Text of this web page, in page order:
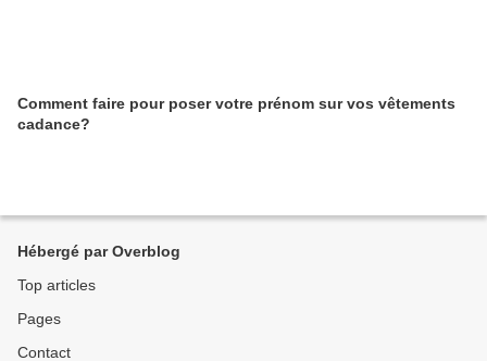
Comment faire pour poser votre prénom sur vos vêtements
cadance?
Hébergé par Overblog
Top articles
Pages
Contact